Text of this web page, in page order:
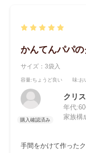
かんてんパパ
サイズ：3袋入
容量:ちょうど良い 味:お
クリ
年代:
家族構
手間をかけて作った